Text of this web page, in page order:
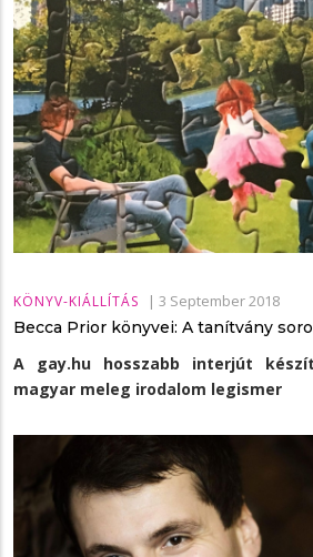
KÖNYV-KIÁLLÍTÁS | 3 September 2018
Becca Prior könyvei: A tanítvány
A gay.hu hosszabb interjút
magyar meleg irodalom legismer